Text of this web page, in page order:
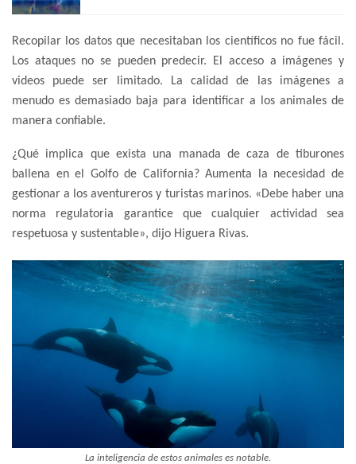
Recopilar los datos que necesitaban los científicos no fue fácil.
Los ataques no se pueden predecir. El acceso a imágenes y
videos puede ser limitado. La calidad de las imágenes a
menudo es demasiado baja para identificar a los animales de
manera confiable.
¿Qué implica que exista una manada de caza de tiburones
ballena en el Golfo de California? Aumenta la necesidad de
gestionar a los aventureros y turistas marinos. «Debe haber una
norma regulatoria garantice que cualquier actividad sea
respetuosa y sustentable», dijo Higuera Rivas.
La inteligencia de estos animales es notable.